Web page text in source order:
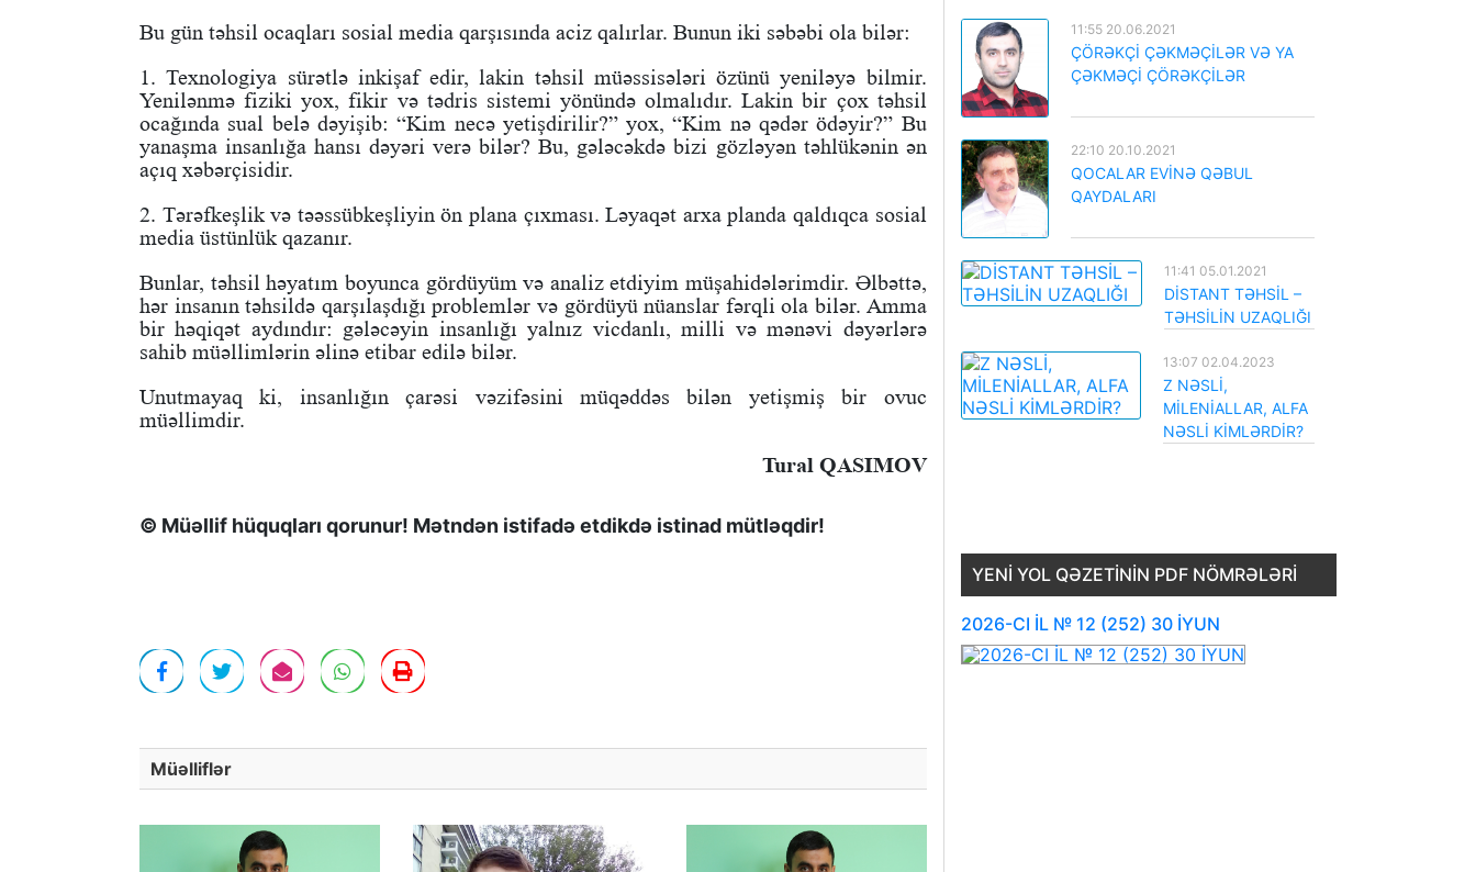
Bu gün təhsil ocaqları sosial media qarşısında aciz qalırlar. Bunun iki səbəbi ola bilər:
1. Texnologiya sürətlə inkişaf edir, lakin təhsil müəssisələri özünü yeniləyə bilmir.
Yenilənmə fiziki yox, fikir və tədris sistemi yönündə olmalıdır. Lakin bir çox təhsil
ocağında sual belə dəyişib: “Kim necə yetişdirilir?” yox, “Kim nə qədər ödəyir?” Bu
yanaşma insanlığa hansı dəyəri verə bilər? Bu, gələcəkdə bizi gözləyən təhlükənin ən
açıq xəbərçisidir.
2. Tərəfkeşlik və təəssübkeşliyin ön plana çıxması. Ləyaqət arxa planda qaldıqca sosial
media üstünlük qazanır.
Bunlar, təhsil həyatım boyunca gördüyüm və analiz etdiyim müşahidələrimdir. Əlbəttə,
hər insanın təhsildə qarşılaşdığı problemlər və gördüyü nüanslar fərqli ola bilər. Amma
bir həqiqət aydındır: gələcəyin insanlığı yalnız vicdanlı, milli və mənəvi dəyərlərə
sahib müəllimlərin əlinə etibar edilə bilər.
Unutmayaq ki, insanlığın çarəsi vəzifəsini müqəddəs bilən yetişmiş bir ovuc
müəllimdir.
Tural QASIMOV
© Müəllif hüquqları qorunur! Mətndən istifadə etdikdə istinad mütləqdir!
Müəlliflər
11:55 20.06.2021
ÇÖRƏKÇİ ÇƏKMƏÇİLƏR VƏ YA
ÇƏKMƏÇİ ÇÖRƏKÇİLƏR
22:10 20.10.2021
QOCALAR EVİNƏ QƏBUL
QAYDALARI
11:41 05.01.2021
DİSTANT TƏHSİL –
TƏHSİLİN UZAQLIĞI
13:07 02.04.2023
Z NƏSLİ,
MİLENİALLAR, ALFA
NƏSLİ KİMLƏRDİR?
YENI YOL QƏZETININ PDF NÖMRƏLƏRI
2026-CI İL № 12 (252) 30 İYUN